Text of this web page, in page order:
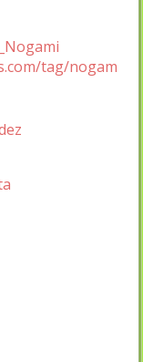
tag/nogam